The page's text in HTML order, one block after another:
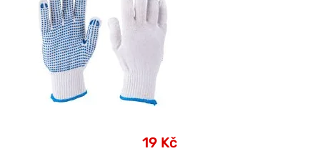
19 Kč